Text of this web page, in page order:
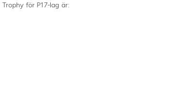
för P17-lag är: